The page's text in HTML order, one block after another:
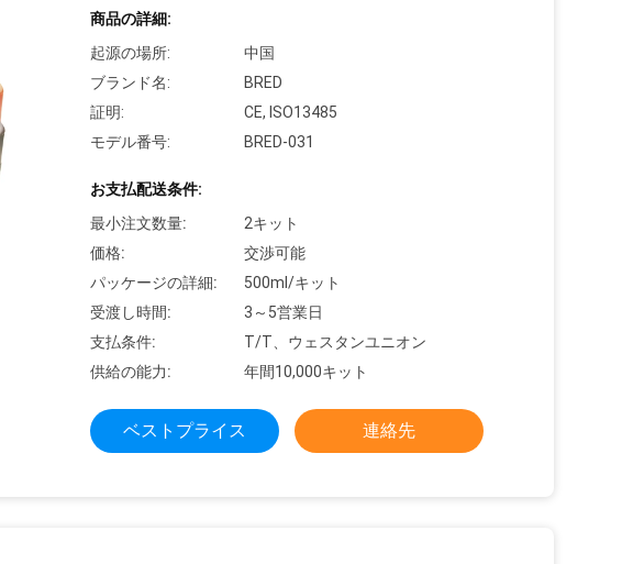
商品の詳細:
起源の場所:
中国
ブランド名:
BRED
証明:
CE, ISO13485
モデル番号:
BRED-031
お支払配送条件:
最小注文数量:
2キット
価格:
交渉可能
パッケージの詳細:
500ml/キット
受渡し時間:
3～5営業日
支払条件:
T/T、ウェスタンユニオン
供給の能力:
年間10,000キット
ベストプライス 連絡先